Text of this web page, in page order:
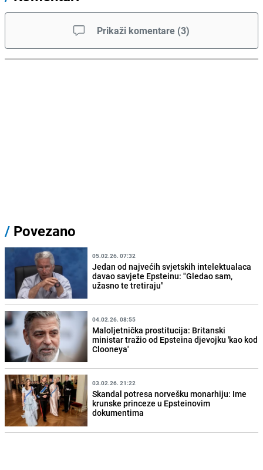
Prikaži komentare (3)
/ Povezano
05.02.26. 07:32
Jedan od najvećih svjetskih intelektualaca
davao savjete Epsteinu: "Gledao sam,
užasno te tretiraju"
04.02.26. 08:55
Maloljetnička prostitucija: Britanski
ministar tražio od Epsteina djevojku 'kao kod
Clooneya'
03.02.26. 21:22
Skandal potresa norvešku monarhiju: Ime
krunske princeze u Epsteinovim
dokumentima